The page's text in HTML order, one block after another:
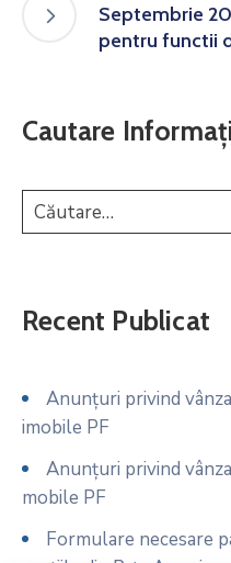
Septembrie
pentru functii
Cautare
Recent Publicat
Anunțuri privind
imobile PF
Anunțuri privind
mobile PF
Formulare necesare